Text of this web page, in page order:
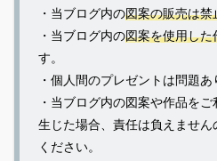
・当ブログ内の図案の販売は禁
・当ブログ内の図案を使用した
す。
・個人間のプレゼントは問題あ
・当ブログ内の図案や作品を
生じた場合、責任は負えませ
ください。